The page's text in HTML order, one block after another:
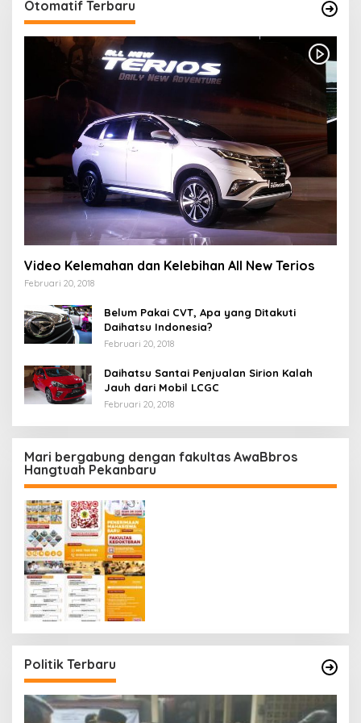
Otomatif Terbaru
Video Kelemahan dan Kelebihan All New Terios
Februari 20, 2018
Belum Pakai CVT, Apa yang Ditakuti
Daihatsu Indonesia?
Februari 20, 2018
Daihatsu Santai Penjualan Sirion Kalah
Jauh dari Mobil LCGC
Februari 20, 2018
Mari bergabung dengan fakultas AwaBbros
Hangtuah Pekanbaru
Politik Terbaru